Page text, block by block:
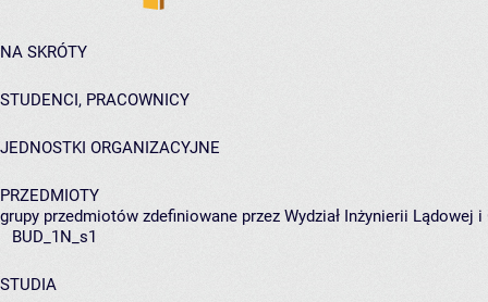
NA SKRÓTY
STUDENCI, PRACOWNICY
JEDNOSTKI ORGANIZACYJNE
PRZEDMIOTY
grupy przedmiotów zdefiniowane przez Wydział Inżynierii Lądowej
BUD_1N_s1
STUDIA